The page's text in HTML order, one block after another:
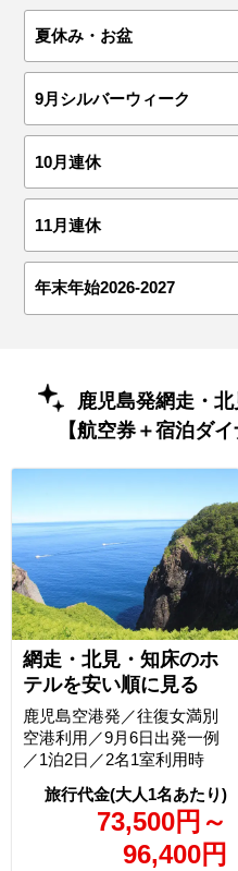
夏休み・お盆
9月シルバーウィーク
10月連休
11月連休
年末年始2026-2027
鹿児島発網走・
【航空券＋宿泊ダ
網走・北見・知床のホ
テルを安い順に見る
73,500円 ～
96,400円
鹿児島空港発／往復女満別
空港利用／9月6日出発一例
／1泊2日／2名1室利用時